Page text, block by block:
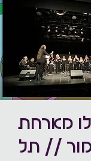
מארחת
// תל